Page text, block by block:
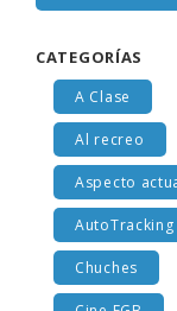
CATEGORÍAS
A Clase
Al recreo
Aspecto
AutoTracking
Chuches